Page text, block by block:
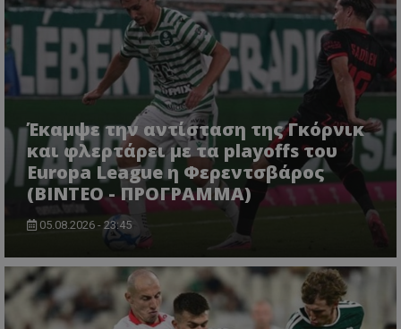
Έκαμψε την αντίσταση της Γκόρνικ
και φλερτάρει με τα playoffs του
Europa League η Φερεντσβάρος
(ΒΙΝΤΕΟ - ΠΡΟΓΡΑΜΜΑ)
05.08.2026 - 23:45